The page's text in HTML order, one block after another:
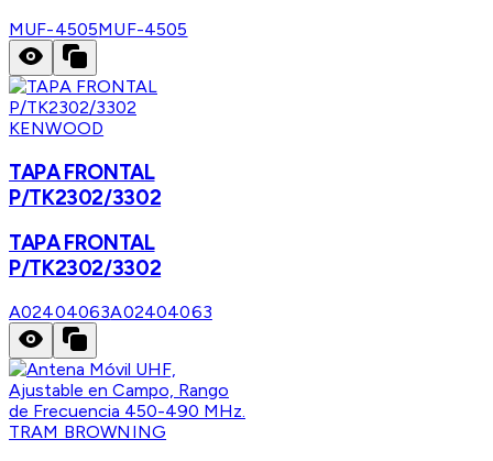
MUF-4505MUF-4505
KENWOOD
TAPA FRONTAL
P/TK2302/3302
TAPA FRONTAL
P/TK2302/3302
A02404063A02404063
TRAM BROWNING